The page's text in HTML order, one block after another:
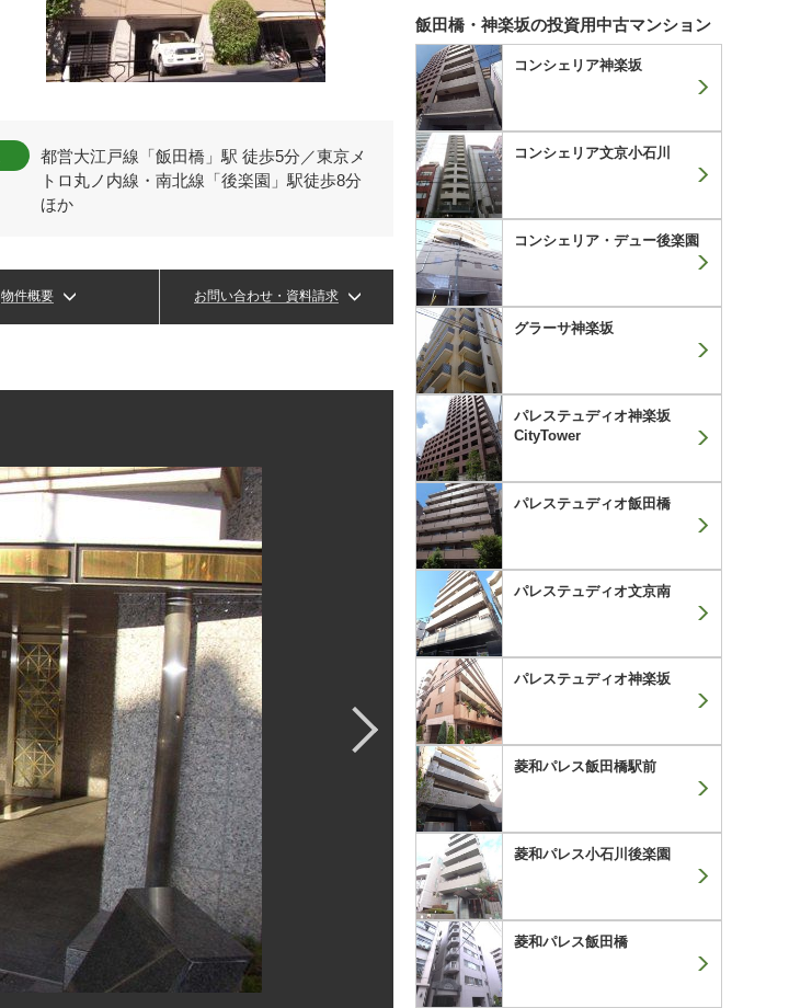
都営大江戸線「飯田橋」駅 徒歩5分／東京メ
トロ丸ノ内線・南北線「後楽園」駅徒歩8分
ほか
物件概要 お問い合わせ・資料請求
飯田橋・神楽坂の投資用中古マンション
コンシェリア神楽坂
コンシェリア文京小石川
コンシェリア・デュー後楽園
グラーサ神楽坂
パレステュディオ神楽坂
CityTower
パレステュディオ飯田橋
パレステュディオ文京南
パレステュディオ神楽坂
菱和パレス飯田橋駅前
菱和パレス小石川後楽園
菱和パレス飯田橋